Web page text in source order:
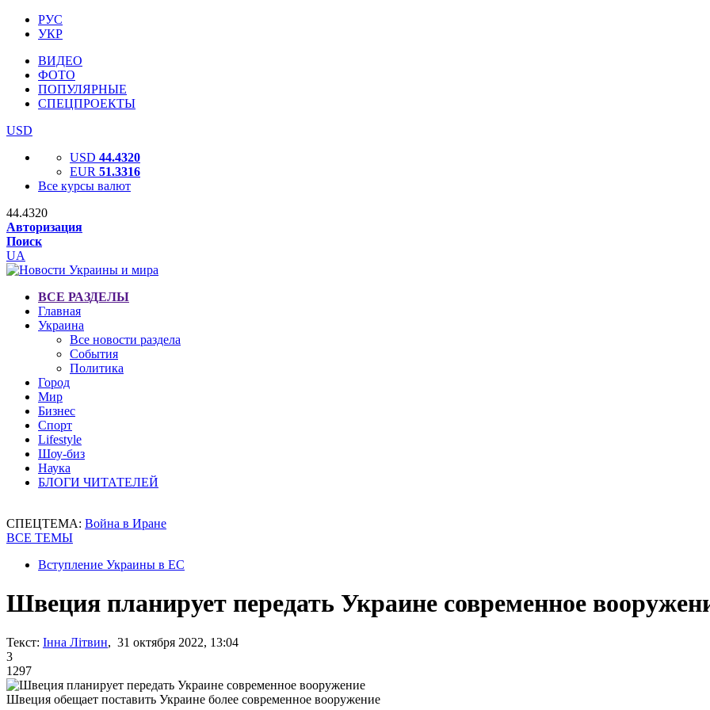
РУС
УКР
ВИДЕО
ФОТО
ПОПУЛЯРНЫЕ
СПЕЦПРОЕКТЫ
USD
USD 44.4320
EUR 51.3316
Все курсы валют
44.4320
Авторизация
Поиск
UA
ВСЕ РАЗДЕЛЫ
Главная
Украина
Все новости раздела
События
Политика
Город
Мир
Бизнес
Спорт
Lifestyle
Шоу-биз
Наука
БЛОГИ ЧИТАТЕЛЕЙ
СПЕЦТЕМА: Война в Иране
ВСЕ ТЕМЫ
Вступление Украины в ЕС
Швеция планирует передать Украине современное
Текст: Інна Літвин, 31 октября 2022, 13:04
3
1297
Швеция обещает поставить Украине более современное вооружение